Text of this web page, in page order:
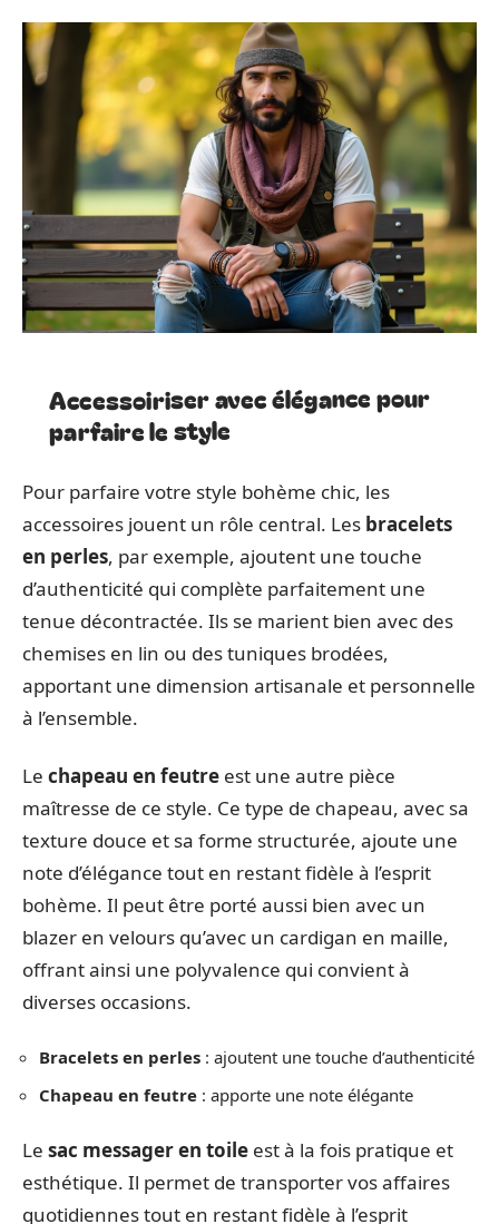
Accessoiriser avec élégance pour
parfaire le style
Pour parfaire votre style bohème chic, les
accessoires jouent un rôle central. Les bracelets
en perles, par exemple, ajoutent une touche
d’authenticité qui complète parfaitement une
tenue décontractée. Ils se marient bien avec des
chemises en lin ou des tuniques brodées,
apportant une dimension artisanale et personnelle
à l’ensemble.
Le chapeau en feutre est une autre pièce
maîtresse de ce style. Ce type de chapeau, avec sa
texture douce et sa forme structurée, ajoute une
note d’élégance tout en restant fidèle à l’esprit
bohème. Il peut être porté aussi bien avec un
blazer en velours qu’avec un cardigan en maille,
offrant ainsi une polyvalence qui convient à
diverses occasions.
Bracelets en perles : ajoutent une touche d’authenticité
Chapeau en feutre : apporte une note élégante
Le sac messager en toile est à la fois pratique et
esthétique. Il permet de transporter vos affaires
quotidiennes tout en restant fidèle à l’esprit